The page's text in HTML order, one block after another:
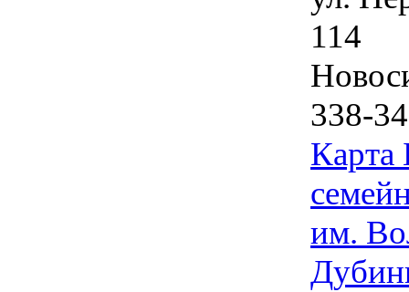
114
338-
Карта
им.